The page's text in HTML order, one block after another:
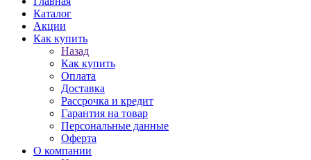
Каталог
Акции
Как купить
Назад
Как купить
Оплата
Доставка
Рассрочка и кредит
Гарантия на товар
Персональные данные
Оферта
О компании